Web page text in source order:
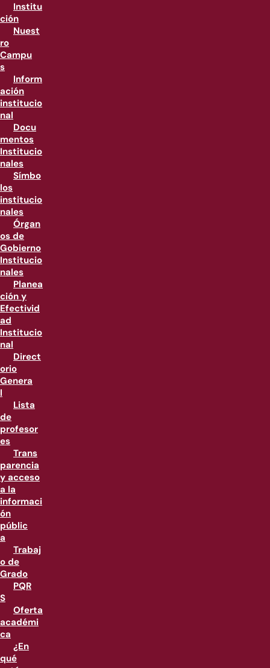
Institu
ción
Nuest
ro
Campu
s
Inform
ación
institucio
nal
Docu
mentos
Institucio
nales
Símbo
los
institucio
nales
Órgan
os de
Gobierno
Institucio
nales
Planea
ción y
Efectivid
ad
Institucio
nal
Direct
orio
Genera
l
Lista
de
profesor
es
Trans
parencia
y acceso
a la
informaci
ón
públic
a
Trabaj
o de
Grado
PQR
S
Oferta
académi
ca
¿En
qué